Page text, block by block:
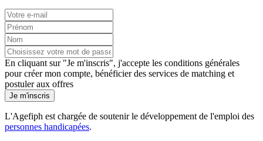
En cliquant sur "Je m'inscris", j'accepte les conditions générales
pour créer mon compte, bénéficier des services de matching et
postuler aux offres
Je m'inscris
L'Agefiph est chargée de soutenir le développement de l'emploi des
personnes handicapées.